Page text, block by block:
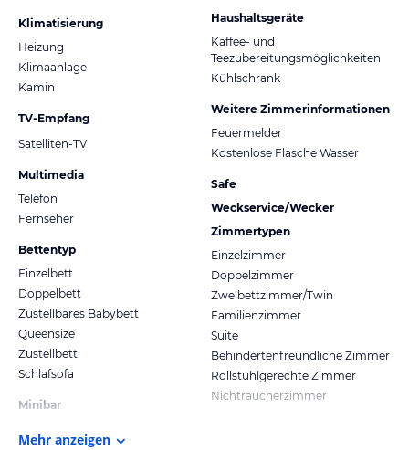
Klimatisierung
Heizung
Klimaanlage
Kamin
TV-Empfang
Satelliten-TV
Multimedia
Telefon
Fernseher
Bettentyp
Einzelbett
Doppelbett
Zustellbares Babybett
Queensize
Zustellbett
Schlafsofa
Minibar
Haushaltsgeräte
Kaffee- und
Teezubereitungsmöglichkeiten
Kühlschrank
Weitere Zimmerinformationen
Feuermelder
Kostenlose Flasche Wasser
Safe
Weckservice/Wecker
Zimmertypen
Einzelzimmer
Doppelzimmer
Zweibettzimmer/Twin
Familienzimmer
Suite
Behindertenfreundliche Zimmer
Rollstuhlgerechte Zimmer
Nichtraucherzimmer
Mehr anzeigen